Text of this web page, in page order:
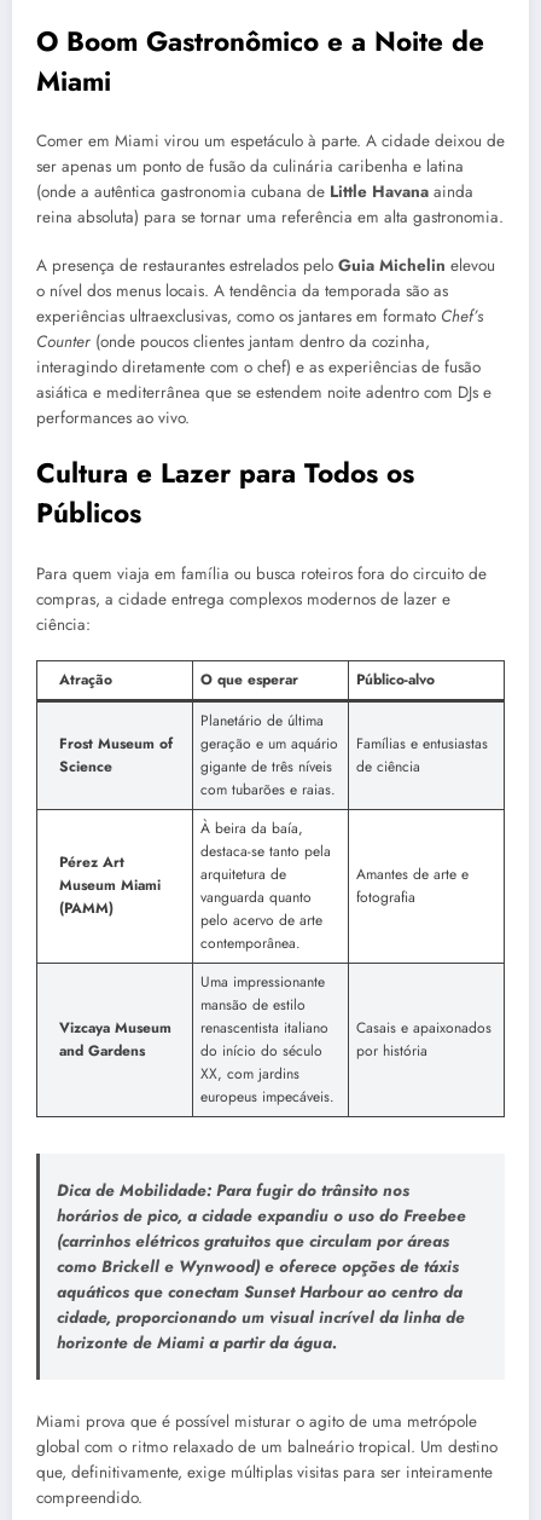
O Boom Gastronômico e a Noite de
Miami
Comer em Miami virou um espetáculo à parte. A cidade deixou de
ser apenas um ponto de fusão da culinária caribenha e latina
(onde a autêntica gastronomia cubana de Little Havana ainda
reina absoluta) para se tornar uma referência em alta gastronomia.
A presença de restaurantes estrelados pelo Guia Michelin elevou
o nível dos menus locais. A tendência da temporada são as
experiências ultraexclusivas, como os jantares em formato Chef’s
Counter (onde poucos clientes jantam dentro da cozinha,
interagindo diretamente com o chef) e as experiências de fusão
asiática e mediterrânea que se estendem noite adentro com DJs e
performances ao vivo.
Cultura e Lazer para Todos os
Públicos
Para quem viaja em família ou busca roteiros fora do circuito de
compras, a cidade entrega complexos modernos de lazer e
ciência:
Atração O que esperar Público-alvo
Frost Museum of
Science
Planetário de última
geração e um aquário
gigante de três níveis
com tubarões e raias.
Famílias e entusiastas
de ciência
Pérez Art
Museum Miami
(PAMM)
À beira da baía,
destaca-se tanto pela
arquitetura de
vanguarda quanto
pelo acervo de arte
contemporânea.
Amantes de arte e
fotografia
Vizcaya Museum
and Gardens
Uma impressionante
mansão de estilo
renascentista italiano
do início do século
XX, com jardins
europeus impecáveis.
Casais e apaixonados
por história
Dica de Mobilidade:Para fugir do trânsito nos
horários de pico, a cidade expandiu o uso do Freebee
(carrinhos elétricos gratuitos que circulam por áreas
como Brickell e Wynwood) e oferece opções de táxis
aquáticos que conectam Sunset Harbour ao centro da
cidade, proporcionando um visual incrível da linha de
horizonte de Miami a partir da água.
Miami prova que é possível misturar o agito de uma metrópole
global com o ritmo relaxado de um balneário tropical. Um destino
que, definitivamente, exige múltiplas visitas para ser inteiramente
compreendido.